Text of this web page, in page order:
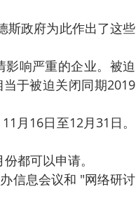
斯政府为此作出了这些
响严重的企业。被迫
于被迫关闭同期2019
月16日至12月31日。
都可以申请。
信息会议和 "网络研讨